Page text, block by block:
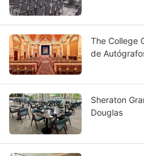
The College
de
Sheraton
Douglas